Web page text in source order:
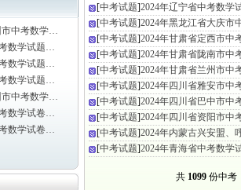
市中考数学…
数学试题…
数学试题…
数学试题…
市中考数学…
数学试卷…
数学试卷…
[中考试题]2024年辽宁省中考数学
[中考试题]2024年黑龙江省大庆
[中考试题]2024年甘肃省定西市中
[中考试题]2024年甘肃省陇南市中
[中考试题]2024年甘肃省兰州市中
[中考试题]2024年四川省雅安市中
[中考试题]2024年四川省巴中市中
[中考试题]2024年四川省资阳市中
[中考试题]2024年内蒙古兴安盟
[中考试题]2024年青海省中考数学
共 1099份中